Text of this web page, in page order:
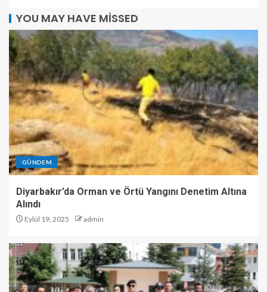
YOU MAY HAVE MISSED
GÜNDEM
Diyarbakır’da Orman ve Örtü Yangını Denetim Altına
Alındı
Eylül 19, 2025 admin